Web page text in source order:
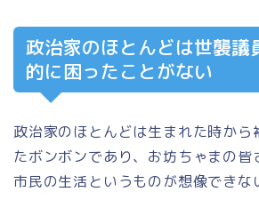
政治家のほとんどは世襲議
的に困ったことがない
政治家のほとんどは生まれた時から
たボンボンであり、お坊ちゃまの皆
市民の生活というものが想像できな